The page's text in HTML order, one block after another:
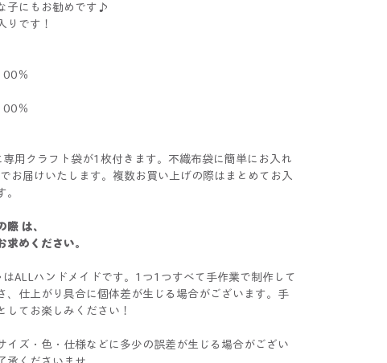
子にもお勧めです♪
りです！
％
％
用クラフト袋が1枚付きます。不織布袋に簡単にお入れ
でお届けいたします。複数お買い上げの際はまとめてお入
。
際 は、
求めください。
はALLハンドメイドです。1つ1つすべて手作業で制作して
、仕上がり具合に個体差が生じる場合がございます。手
してお楽しみください！
イズ・色・仕様などに多少の誤差が生じる場合がござい